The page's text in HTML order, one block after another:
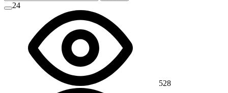
24
528